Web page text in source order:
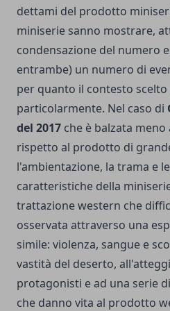
dettami del prodotto
miniserie sanno mostrare,
condensazione del numero
entrambe) un numero di
per quanto il contesto
particolarmente. Nel caso di
del 2017 che è balzata
rispetto al prodotto di
l'ambientazione, la trama e
caratteristiche della
trattazione western che
osservata attraverso una
simile: violenza, sangue e
vastità del deserto,
protagonisti e ad una serie
che danno vita al prodotto